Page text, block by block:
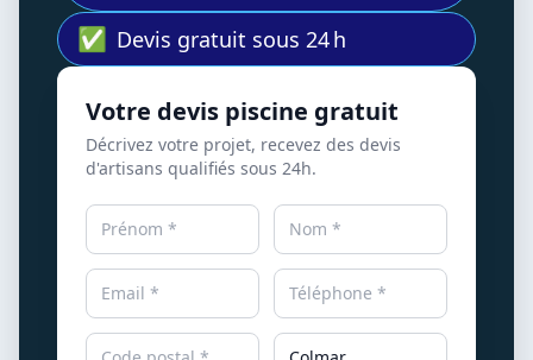
✅ Devis gratuit sous 24 h
Votre devis piscine gratuit
Décrivez votre projet, recevez des devis
d'artisans qualifiés sous 24h.